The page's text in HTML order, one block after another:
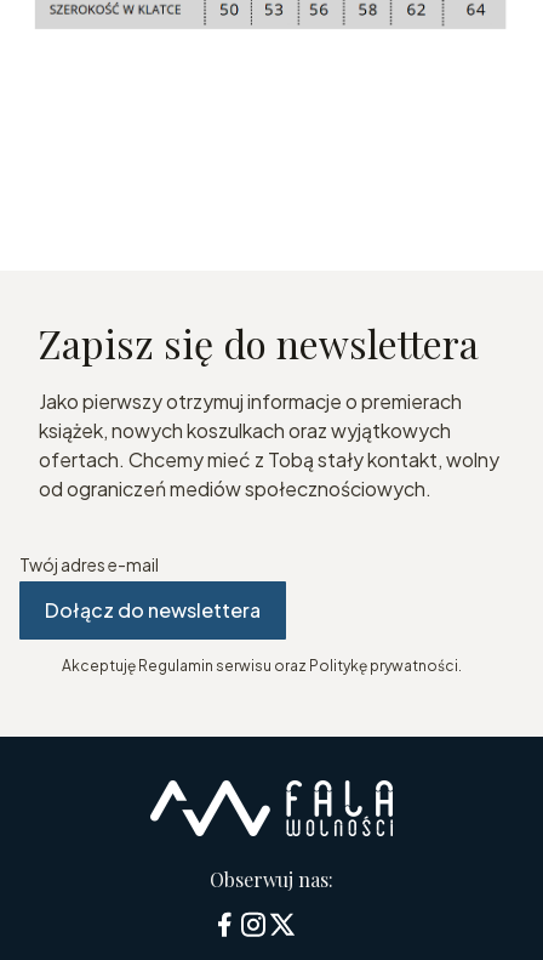
Zapisz się do newslettera
Jako pierwszy otrzymuj informacje o premierach
książek, nowych koszulkach oraz wyjątkowych
ofertach. Chcemy mieć z Tobą stały kontakt, wolny
od ograniczeń mediów społecznościowych.
Twój adres e-mail
Dołącz do newslettera
Akceptuję Regulamin serwisu oraz Politykę prywatności.
Obserwuj nas: